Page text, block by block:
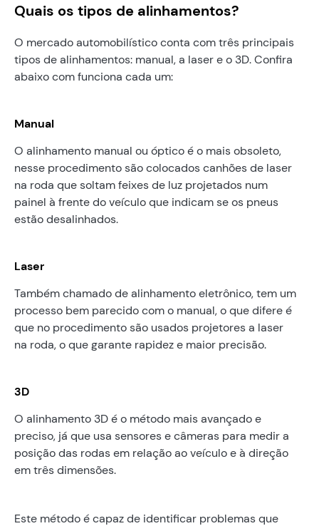
Quais os tipos de alinhamentos?
O mercado automobilístico conta com três principais
tipos de alinhamentos: manual, a laser e o 3D. Confira
abaixo com funciona cada um:
Manual
O alinhamento manual ou óptico é o mais obsoleto,
nesse procedimento são colocados canhões de laser
na roda que soltam feixes de luz projetados num
painel à frente do veículo que indicam se os pneus
estão desalinhados.
Laser
Também chamado de alinhamento eletrônico, tem um
processo bem parecido com o manual, o que difere é
que no procedimento são usados projetores a laser
na roda, o que garante rapidez e maior precisão.
3D
O alinhamento 3D é o método mais avançado e
preciso, já que usa sensores e câmeras para medir a
posição das rodas em relação ao veículo e à direção
em três dimensões.
Este método é capaz de identificar problemas que